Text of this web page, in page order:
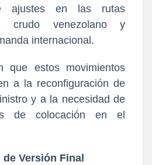
ajustes en las rutas
crudo venezolano y
internacional.
que estos movimientos
a la reconfiguración de
y a la necesidad de
de colocación en el
Versión Final